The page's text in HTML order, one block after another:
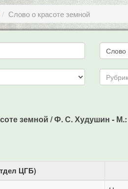
Слово о красоте земной
земной / Ф. С. Худушин - М.:
ЦГБ)